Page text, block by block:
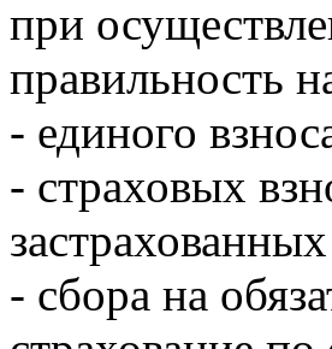
при
правильность
- единого
- страховых
- сбора на